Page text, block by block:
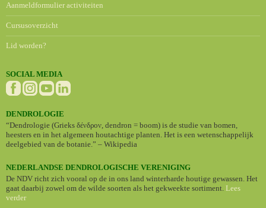
Aanmeldformulier activiteiten
Cursusoverzicht
Lid worden?
SOCIAL MEDIA
DENDROLOGIE
“Dendrologie (Grieks δένδρον, dendron = boom) is de studie van bomen,
heesters en in het algemeen houtachtige planten. Het is een wetenschappelijk
deelgebied van de botanie.” – Wikipedia
NEDERLANDSE DENDROLOGISCHE VERENIGING
De NDV richt zich vooral op de in ons land winterharde houtige gewassen. Het
gaat daarbij zowel om de wilde soorten als het gekweekte sortiment. Lees
verder